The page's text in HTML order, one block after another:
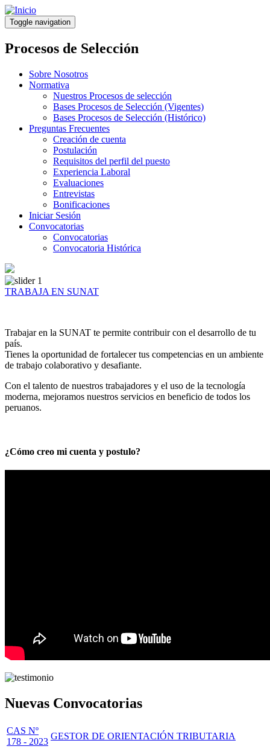
Pasar
al
contenido
principal
Toggle navigation
Procesos de Selección
Sobre Nosotros
Normativa
Nuestros Procesos de selección
Bases Procesos de Selección (Vigentes)
Bases Procesos de Selección (Histórico)
Preguntas Frecuentes
Creación de cuenta
Postulación
Requisitos del perfil del puesto
Experiencia Laboral
Evaluaciones
Entrevistas
Bonificaciones
Iniciar Sesión
Convocatorias
Convocatorias
Convocatoria Histórica
TRABAJA EN SUNAT
Trabajar en la SUNAT te permite contribuir con el desarrollo de tu
país.
Tienes la oportunidad de fortalecer tus competencias en un ambiente
de trabajo colaborativo y desafiante.
Con el talento de nuestros trabajadores y el uso de la tecnología
moderna, mejoramos nuestros servicios en beneficio de todos los
peruanos.
¿Cómo creo mi cuenta y postulo?
Nuevas Convocatorias
CAS Nº
178 - 2023
GESTOR DE ORIENTACIÓN TRIBUTARIA